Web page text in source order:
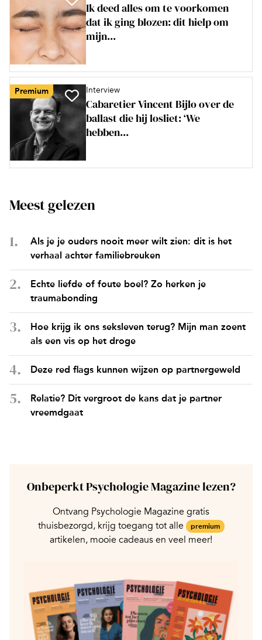
Ik deed alles om te voorkomen
dat ik ging blozen: dit hielp om
mijn...
Premium Interview
Cabaretier Vincent Bijlo over de
ballast die hij losliet: ‘We
hebben...
Meest gelezen
Als je je ouders nooit meer wilt zien: dit is het
verhaal achter familiebreuken
Echte liefde of foute boel? Zo herken je
traumabonding
Hoe krijg ik ons seksleven terug? Mijn man zoent
als een vis op het droge
Deze red flags kunnen wijzen op partnergeweld
Relatie? Dit vergroot de kans dat je partner
vreemdgaat
Onbeperkt Psychologie Magazine lezen?
Ontvang Psychologie Magazine gratis
thuisbezorgd, krijg toegang tot alle
premium
artikelen, mooie cadeaus en veel meer!